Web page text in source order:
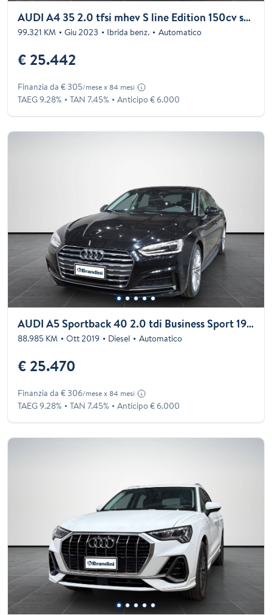
AUDI A4 35 2.0 tfsi mhev S line Edition 150cv s-tronic
99.321 KM Giu 2023 Ibrida benz. Automatico
€ 25.442
Finanzia da € 305/mese x 84 mesi
TAEG 9.28% TAN 7.45% Anticipo € 6.000
AUDI A5 Sportback 40 2.0 tdi Business Sport 190cv s-tronic
88.985 KM Ott 2019 Diesel Automatico
€ 25.470
Finanzia da € 306/mese x 84 mesi
TAEG 9.28% TAN 7.45% Anticipo € 6.000